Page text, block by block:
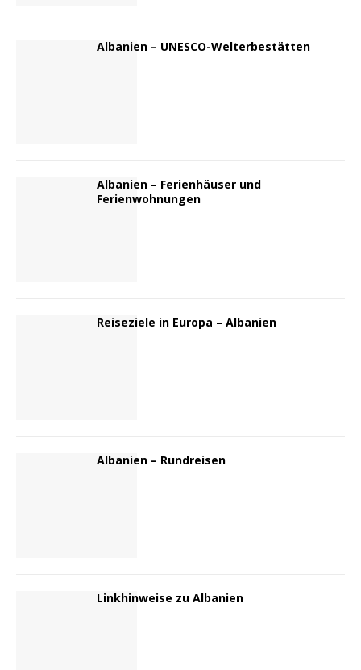
Albanien – UNESCO-Welterbestätten
Albanien – Ferienhäuser und
Ferienwohnungen
Reiseziele in Europa – Albanien
Albanien – Rundreisen
Linkhinweise zu Albanien